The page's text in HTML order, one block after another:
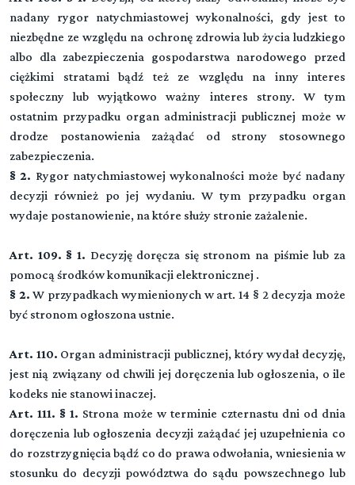
nadany rygor natychmiastowej wykonalności, gdy jest to
niezbędne ze względu na ochronę zdrowia lub życia ludzkiego
albo dla zabezpieczenia gospodarstwa narodowego przed
ciężkimi stratami bądź też ze względu na inny interes
społeczny lub wyjątkowo ważny interes strony. W tym
ostatnim przypadku organ administracji publicznej może w
drodze postanowienia zażądać od strony stosownego
zabezpieczenia.
§ 2. Rygor natychmiastowej wykonalności może być nadany
decyzji również po jej wydaniu. W tym przypadku organ
wydaje postanowienie, na które służy stronie zażalenie.
Art. 109. § 1. Decyzję doręcza się stronom na piśmie lub za
pomocą środków komunikacji elektronicznej .
§ 2. W przypadkach wymienionych w art. 14 § 2 decyzja może
być stronom ogłoszona ustnie.
Art. 110. Organ administracji publicznej, który wydał decyzję,
jest nią związany od chwili jej doręczenia lub ogłoszenia, o ile
kodeks nie stanowi inaczej.
Art. 111. § 1. Strona może w terminie czternastu dni od dnia
doręczenia lub ogłoszenia decyzji zażądać jej uzupełnienia co
do rozstrzygnięcia bądź co do prawa odwołania, wniesienia w
stosunku do decyzji powództwa do sądu powszechnego lub